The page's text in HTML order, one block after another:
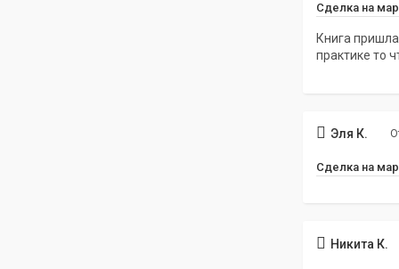
Сделка на
Книга
практике то
Эля К.
Сделка на
Никита К.